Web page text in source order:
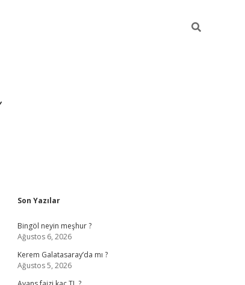
Sidebar
Son Yazılar
Bingöl neyin meşhur ?
Ağustos 6, 2026
Kerem Galatasaray’da mı ?
Ağustos 5, 2026